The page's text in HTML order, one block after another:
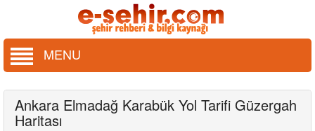
MENU
Ankara Elmadağ Karabük Yol Tarifi Güzergah
Haritası